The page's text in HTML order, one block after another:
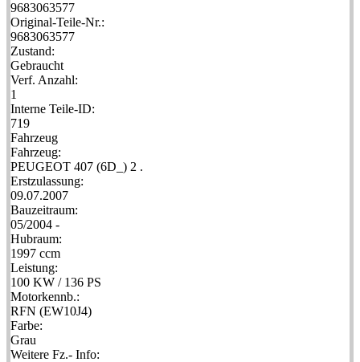
9683063577
Original-Teile-Nr.:
9683063577
Zustand:
Gebraucht
Verf. Anzahl:
1
Interne Teile-ID:
719
Fahrzeug
Fahrzeug:
PEUGEOT 407 (6D_) 2 .
Erstzulassung:
09.07.2007
Bauzeitraum:
05/2004 -
Hubraum:
1997 ccm
Leistung:
100 KW / 136 PS
Motorkennb.:
RFN (EW10J4)
Farbe:
Grau
Weitere Fz.- Info: